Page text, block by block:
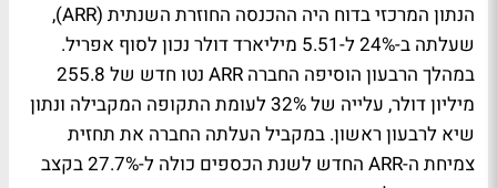
הנתון המרכזי בדוח היה ההכנסה החוזרת השנתית (ARR),
שעלתה ב-24% ל-5.51 מיליארד דולר נכון לסוף אפריל.
במהלך הרבעון הוסיפה החברה ARR נטו חדש של 255.8
מיליון דולר, עלייה של 32% לעומת התקופה המקבילה ונתון
שיא לרבעון ראשון. במקביל העלתה החברה את תחזית
צמיחת ה-ARR החדש לשנת הכספים כולה ל-27.7% בקצב